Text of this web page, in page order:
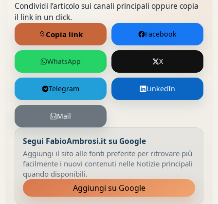
Condividi l’articolo sui canali principali oppure copia
il link in un click.
Facebook
WhatsApp X
Telegram LinkedIn
Mail
Copia link
Segui FabioAmbrosi.it su Google
Aggiungi il sito alle fonti preferite per ritrovare più
facilmente i nuovi contenuti nelle Notizie principali
quando disponibili.
Aggiungi su Google